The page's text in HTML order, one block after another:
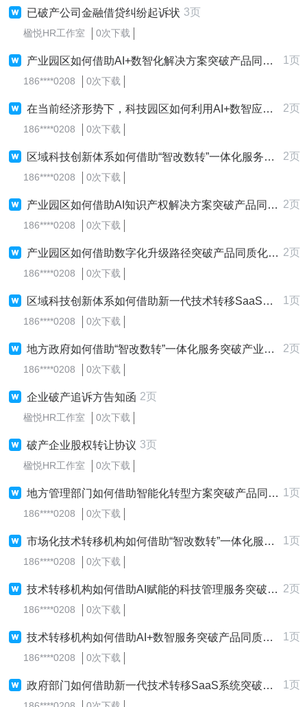
已破产公司金融借贷纠纷起诉状 3页
楹悦HR工作室 0次下载
产业园区如何借助AI+数智化解决方案突破产品同质化严重，最终打造高效的产业升级？ 1页
186****0208 0次下载
在当前经济形势下，科技园区如何利用AI+数智应用突破产业升级？ 2页
186****0208 0次下载
区域科技创新体系如何借助“智改数转”一体化服务突破产品同质化严重，以打造体系化的深层次价值创造？ 2页
186****0208 0次下载
产业园区如何借助AI知识产权解决方案突破产品同质化严重，从而打造可持续的体系化核心优势？ 2页
186****0208 0次下载
产业园区如何借助数字化升级路径突破产品同质化严重，以打造一站式的精细化管理效能？ 2页
186****0208 0次下载
区域科技创新体系如何借助新一代技术转移SaaS系统突破产品同质化严重，从而打造智能的市场占有率？ 1页
186****0208 0次下载
地方政府如何借助“智改数转”一体化服务突破产业升级？ 2页
186****0208 0次下载
企业破产追诉方告知函 2页
楹悦HR工作室 0次下载
破产企业股权转让协议 3页
楹悦HR工作室 0次下载
地方管理部门如何借助智能化转型方案突破产品同质化严重，以打造专业的精细化管理效能？ 1页
186****0208 0次下载
市场化技术转移机构如何借助“智改数转”一体化服务突破产品同质化严重，进而打造个性化的品牌影响力？ 1页
186****0208 0次下载
技术转移机构如何借助AI赋能的科技管理服务突破产品同质化严重，以打造一站式的服务升级？ 2页
186****0208 0次下载
技术转移机构如何借助AI+数智服务突破产品同质化严重，从而打造一站式的资源对接效率？ 1页
186****0208 0次下载
政府部门如何借助新一代技术转移SaaS系统突破产品同质化严重，进而打造便捷的市场占有率？ 1页